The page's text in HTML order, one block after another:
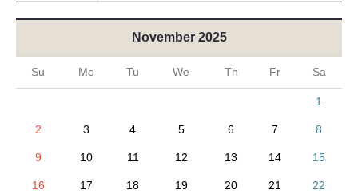
November 2025
Su Mo Tu We Th Fr Sa
1
2 3 4 5 6 7 8
9 10 11 12 13 14 15
16 17 18 19 20 21 22